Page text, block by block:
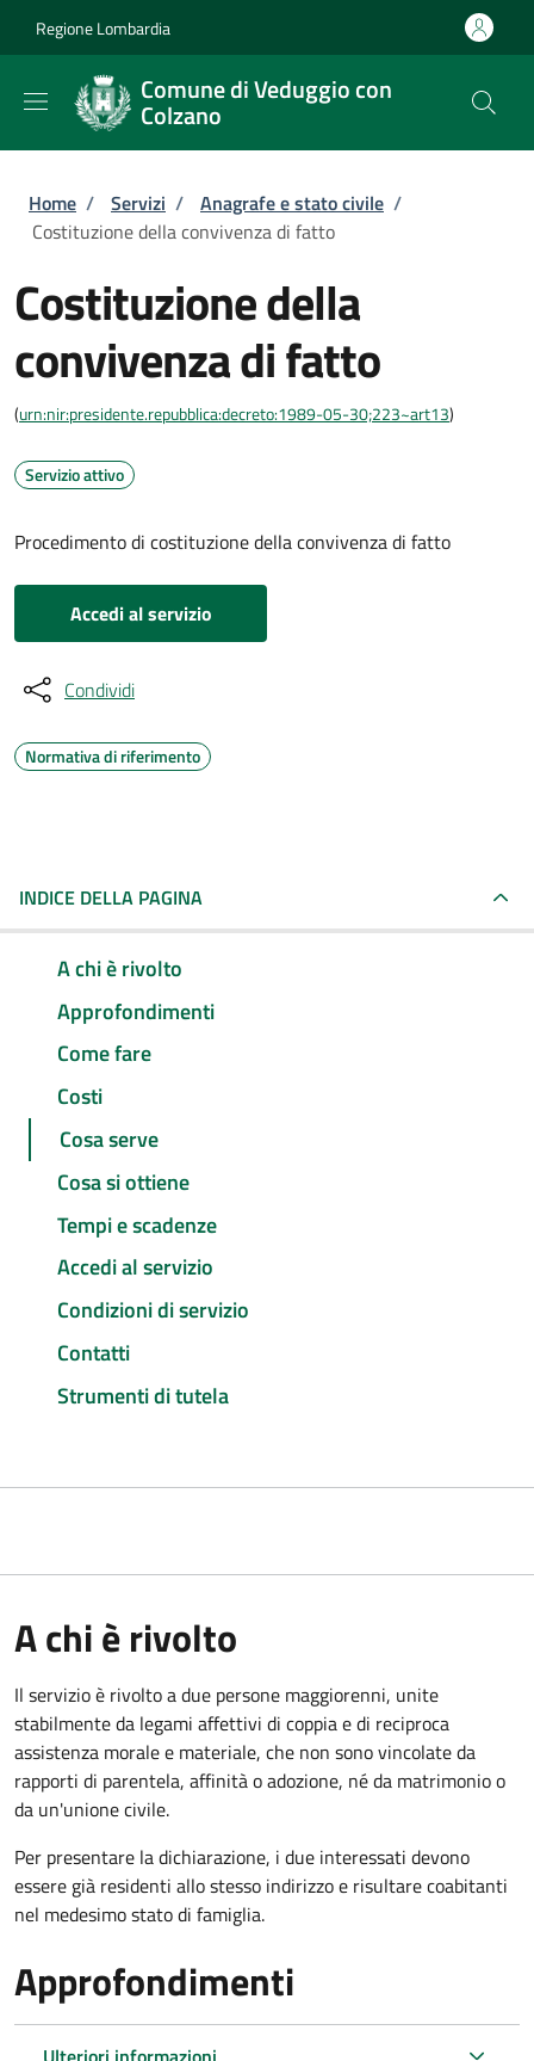
Regione Lombardia
Comune di Veduggio con
Colzano
Briciole di pane
Home / Servizi / Anagrafe e stato civile /
Costituzione della convivenza di fatto
Costituzione della
convivenza di fatto
(urn:nir:presidente.repubblica:decreto:1989-05-30;223~art13)
Servizio attivo
Procedimento di costituzione della convivenza di fatto
Accedi al servizio
Condividi
Normativa di riferimento
INDICE DELLA PAGINA
A chi è rivolto
Approfondimenti
Come fare
Costi
Cosa serve
Cosa si ottiene
Tempi e scadenze
Accedi al servizio
Condizioni di servizio
Contatti
Strumenti di tutela
A chi è rivolto
Il servizio è rivolto a due persone maggiorenni, unite
stabilmente da legami affettivi di coppia e di reciproca
assistenza morale e materiale, che non sono vincolate da
rapporti di parentela, affinità o adozione, né da matrimonio o
da un'unione civile.
Per presentare la dichiarazione, i due interessati devono
essere già residenti allo stesso indirizzo e risultare coabitanti
nel medesimo stato di famiglia.
Approfondimenti